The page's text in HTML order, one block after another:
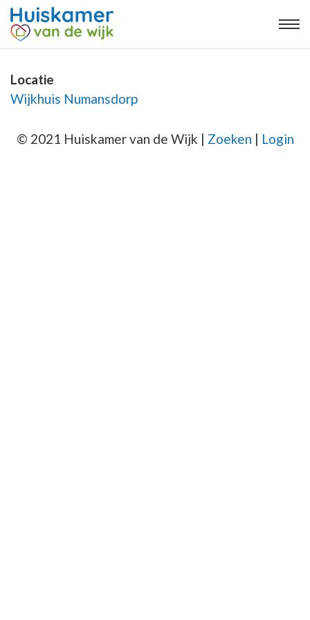
Locatie
Wijkhuis Numansdorp
© 2021 Huiskamer van de Wijk | Zoeken | Login